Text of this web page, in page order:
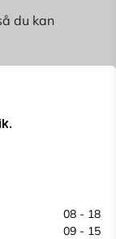
08 - 18
09 - 15
du kan